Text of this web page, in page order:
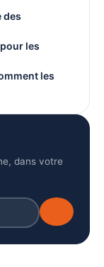
des
les
les
dans votre